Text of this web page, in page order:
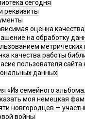
сегодня
реквизиты
оценка качества
на обработку
метрических
качества работы
пользователя сайта
данных
«Из семейного
моя немецкая
новгородцев —
войны